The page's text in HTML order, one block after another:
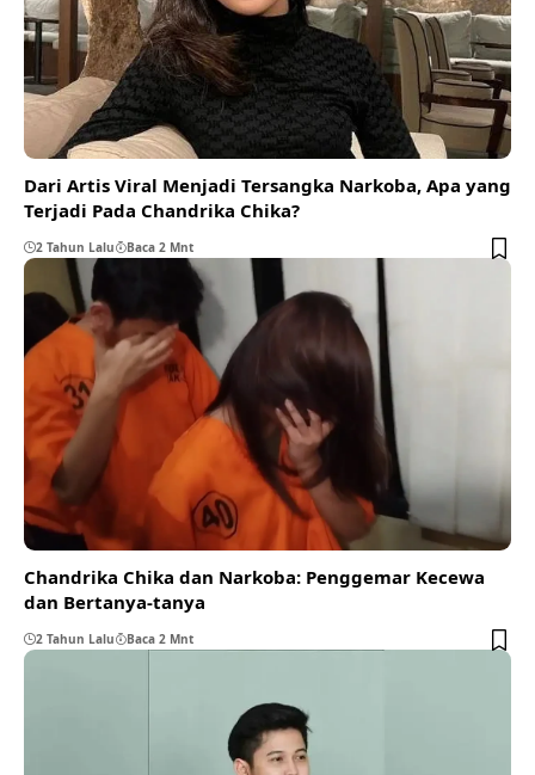
Dari Artis Viral Menjadi Tersangka Narkoba, Apa yang
Terjadi Pada Chandrika Chika?
2 Tahun Lalu Baca 2 Mnt
Chandrika Chika dan Narkoba: Penggemar Kecewa
dan Bertanya-tanya
2 Tahun Lalu Baca 2 Mnt